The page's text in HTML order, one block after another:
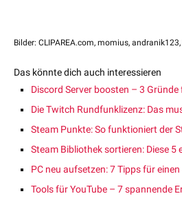
Bilder: CLIPAREA.com, momius,
Das könnte dich auch interessieren
Discord Server boosten – 3
Die Twitch Rundfunklizenz: Das
Steam Punkte: So funktioniert der
Steam Bibliothek sortieren: Diese 5
PC neu aufsetzen: 7 Tipps für
Tools für YouTube – 7 spannende